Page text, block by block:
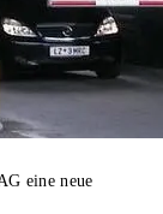
eine neue